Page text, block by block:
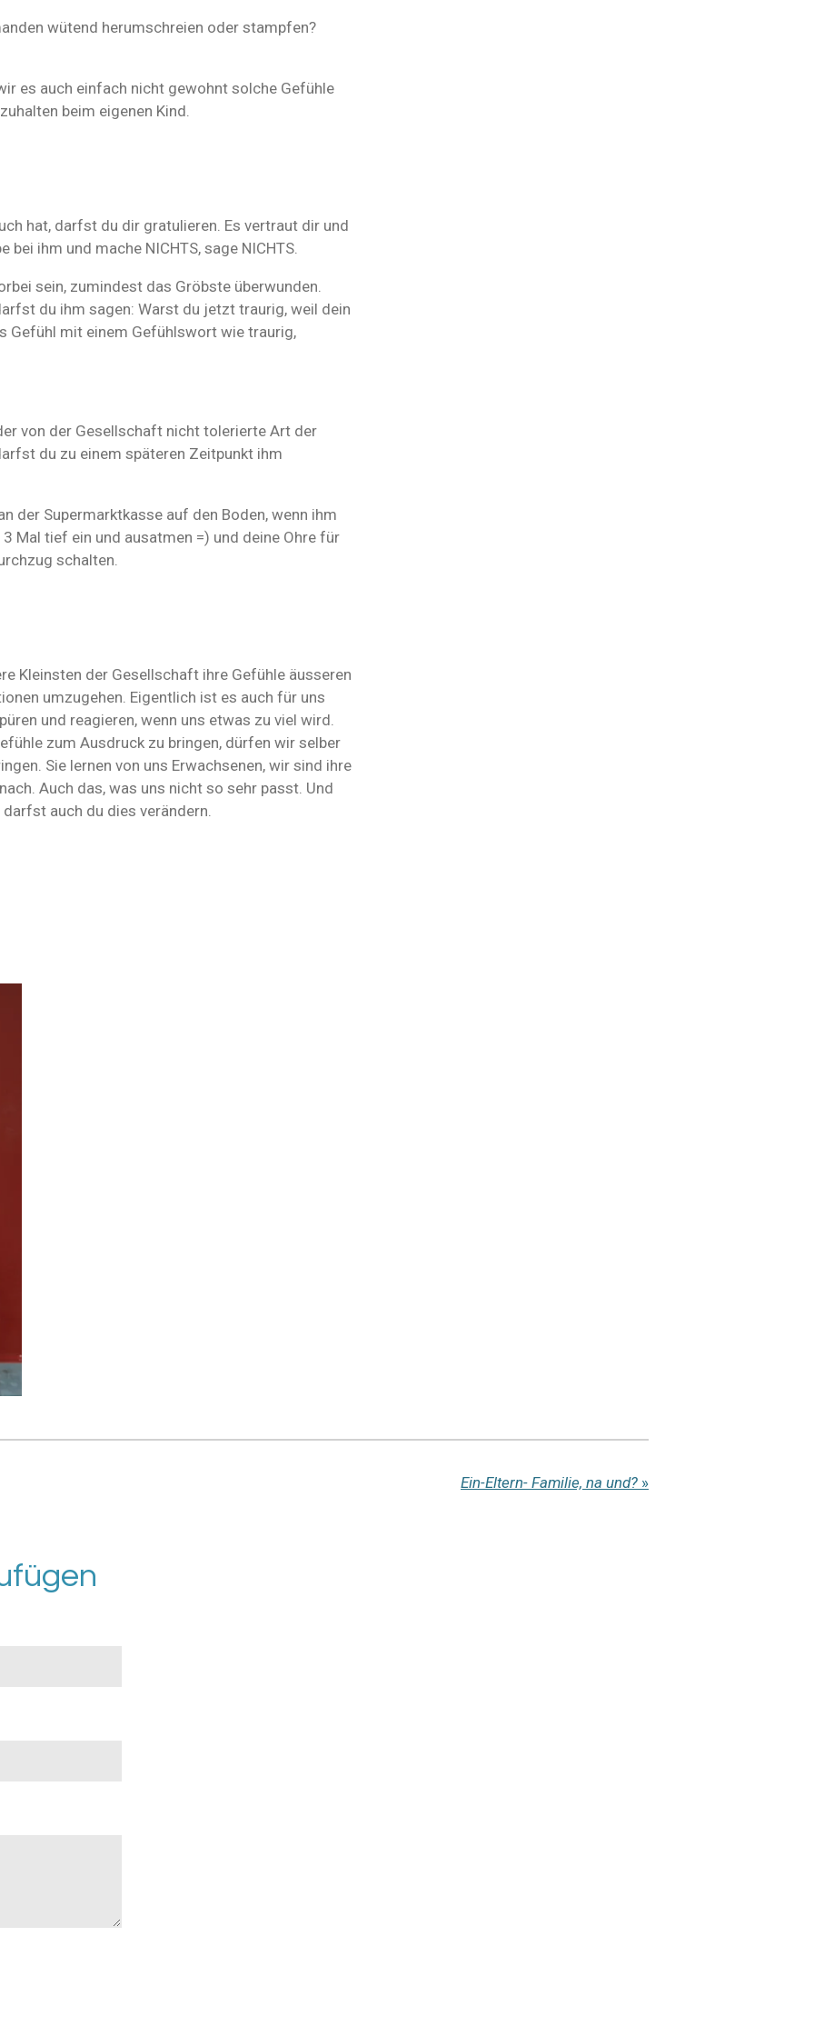
wütend herumschreien oder stampfen?
es auch einfach nicht gewohnt solche Gefühle
beim eigenen Kind.
hat, darfst du dir gratulieren. Es vertraut dir und
bei ihm und mache NICHTS, sage NICHTS.
sein, zumindest das Gröbste überwunden.
du ihm sagen: Warst du jetzt traurig, weil dein
Gefühl mit einem Gefühlswort wie traurig,
von der Gesellschaft nicht tolerierte Art der
du zu einem späteren Zeitpunkt ihm
der Supermarktkasse auf den Boden, wenn ihm
Mal tief ein und ausatmen =) und deine Ohre für
schalten.
Kleinsten der Gesellschaft ihre Gefühle äusseren
umzugehen. Eigentlich ist es auch für uns
und reagieren, wenn uns etwas zu viel wird.
zum Ausdruck zu bringen, dürfen wir selber
Sie lernen von uns Erwachsenen, wir sind ihre
Auch das, was uns nicht so sehr passt. Und
auch du dies verändern.
Ein-Eltern- Familie, na und? »